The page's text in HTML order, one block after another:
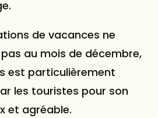
de vacances ne
au mois de décembre,
est particulièrement
les touristes pour son
et agréable.